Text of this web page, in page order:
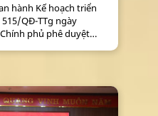
hành Kế hoạch triển
QĐ-TTg ngày
phủ phê duyệt